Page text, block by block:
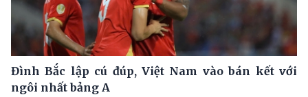
Đình Bắc lập cú đúp, Việt Nam vào bán kết với
ngôi nhất bảng A